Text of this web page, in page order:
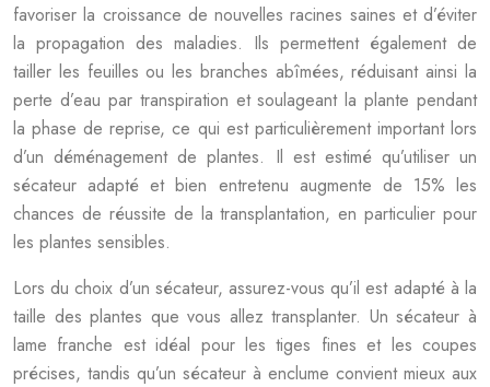
favoriser la croissance de nouvelles racines saines et d’éviter
la propagation des maladies. Ils permettent également de
tailler les feuilles ou les branches abîmées, réduisant ainsi la
perte d’eau par transpiration et soulageant la plante pendant
la phase de reprise, ce qui est particulièrement important lors
d’un déménagement de plantes. Il est estimé qu’utiliser un
sécateur adapté et bien entretenu augmente de 15% les
chances de réussite de la transplantation, en particulier pour
les plantes sensibles.
Lors du choix d’un sécateur, assurez-vous qu’il est adapté à la
taille des plantes que vous allez transplanter. Un sécateur à
lame franche est idéal pour les tiges fines et les coupes
précises, tandis qu’un sécateur à enclume convient mieux aux